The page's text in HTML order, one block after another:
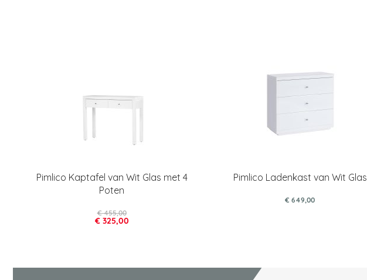
Pimlico Kaptafel van Wit Glas met 4
Poten
€ 325,00
€ 455,00
Pimlico Ladenkast van Wit Glas
€ 649,00